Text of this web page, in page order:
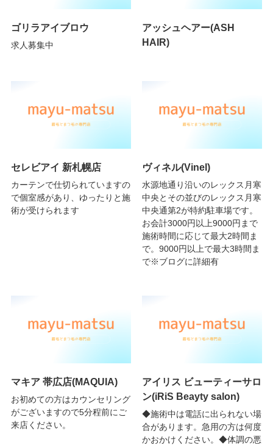
ゴリラアイブロウ
求人募集中
アッシュヘアー(ASH
HAIR)
セレビアイ 新札幌店
カーテンで仕切られていますの
で個室感があり、ゆったりと施
術が受けられます
ヴィネル(Vinel)
水源地通り沿いのレックス月寒
中央とその並びのレックス月寒
中央通第2が特約駐車場です。
お会計3000円以上9000円まで
施術時間に応じて最大2時間ま
で。9000円以上で最大3時間ま
で※ブログに詳細有
マキア 帯広店(MAQUIA)
お初めての方はカウンセリング
がございますので5分程前にご
来店ください。
アイリス ビューティーサロ
ン(iRiS Beayty salon)
◆施術中は電話に出られない場
合があります。急用の方は何度
かおかけください。◆体調の悪